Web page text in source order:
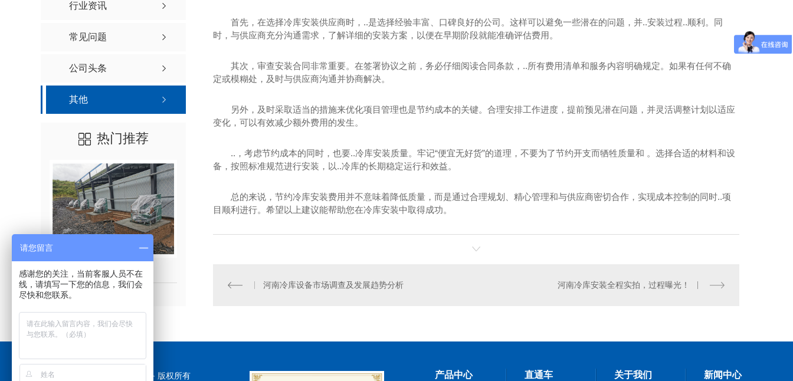
行业资讯
常见问题
公司头条
其他
热门推荐
河南冷库建造
首先，在选择冷库安装供应商时，..是选择经验丰富、口碑良好的公司。这样可以避免一些潜在的问题，并..安装过程..顺利。同
时，与供应商充分沟通需求，了解详细的安装方案，以便在早期阶段就能准确评估费用。
其次，审查安装合同非常重要。在签署协议之前，务必仔细阅读合同条款，..所有费用清单和服务内容明确规定。如果有任何不确
定或模糊处，及时与供应商沟通并协商解决。
另外，及时采取适当的措施来优化项目管理也是节约成本的关键。合理安排工作进度，提前预见潜在问题，并灵活调整计划以适应
变化，可以有效减少额外费用的发生。
..，考虑节约成本的同时，也要..冷库安装质量。牢记“便宜无好货”的道理，不要为了节约开支而牺牲质量和 。选择合适的材料和设
备，按照标准规范进行安装，以..冷库的长期稳定运行和效益。
总的来说，节约冷库安装费用并不意味着降低质量，而是通过合理规划、精心管理和与供应商密切合作，实现成本控制的同时..项
目顺利进行。希望以上建议能帮助您在冷库安装中取得成功。
河南冷库设备市场调查及发展趋势分析 河南冷库安装全程实拍，过程曝光！
产品中心 直通车 关于我们 新闻中心
Copyright © 河南吉冷制冷设备 版权所有
请您留言
感谢您的关注，当前客服人员不在
线，请填写一下您的信息，我们会
尽快和您联系。